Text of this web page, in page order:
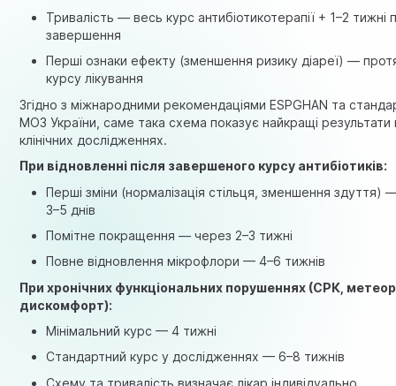
Тривалість — весь курс антибіотикотерапії + 1–2 тижні
завершення
Перші ознаки ефекту (зменшення ризику діареї) —
курсу лікування
Згідно з міжнародними рекомендаціями ESPGHAN та
МОЗ України, саме така схема показує найкращі результати
клінічних дослідженнях.
При відновленні після завершеного курсу антибіотиків:
Перші зміни (нормалізація стільця, зменшення здуття)
3–5 днів
Помітне покращення — через 2–3 тижні
Повне відновлення мікрофлори — 4–6 тижнів
При хронічних функціональних порушеннях (СРК,
дискомфорт):
Мінімальний курс — 4 тижні
Стандартний курс у дослідженнях — 6–8 тижнів
Схему та тривалість визначає лікар індивідуально